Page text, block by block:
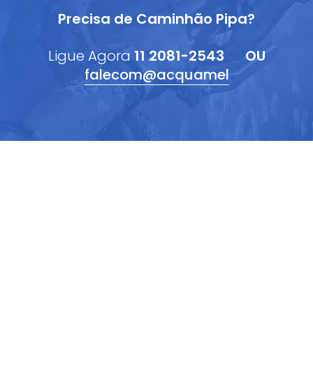
Precisa de Caminhão Pipa?
Ligue Agora 11 2081-2543
OU
falecom@acquamel